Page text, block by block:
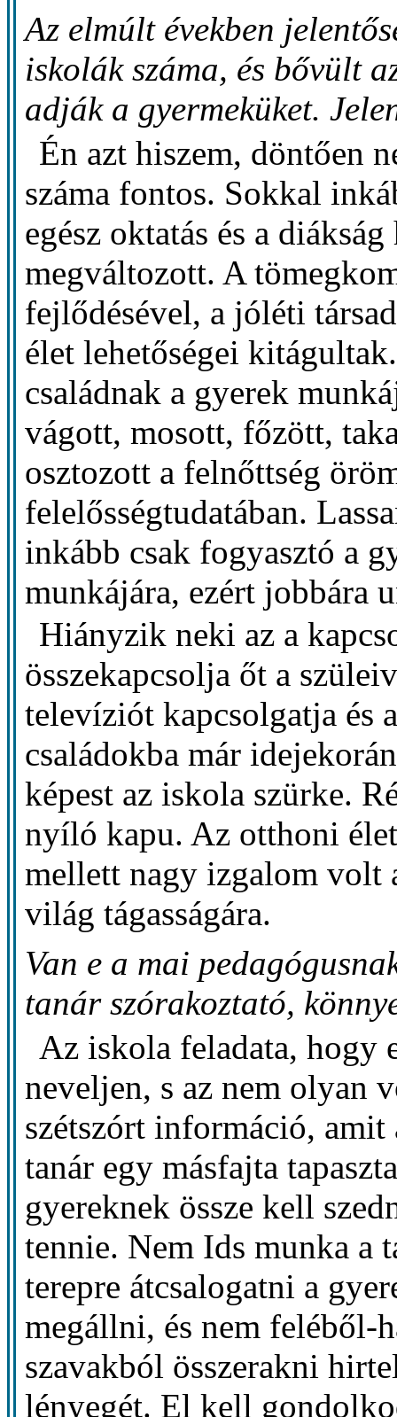
Az elmúlt években
iskolák száma, és bővült
adják a gyermeküket.
Én azt hiszem, döntően
száma fontos. Sokkal
egész oktatás és a
megváltozott. A
fejlődésével, a jóléti
élet lehetőségei
családnak a gyerek
vágott, mosott, főzött,
osztozott a felnőttség
felelősségtudatában.
inkább csak fogyasztó a
munkájára, ezért jobbára
Hiányzik neki az a
összekapcsolja őt a
televíziót kapcsolgatja és
családokba már
képest az iskola szürke.
nyíló kapu. Az otthoni élet
mellett nagy izgalom volt
világ tágasságára.
Van e a mai
tanár szórakoztató,
Az iskola feladata, hogy
neveljen, s az nem olyan
szétszórt információ,
tanár egy másfajta
gyereknek össze kell
tennie. Nem Ids munka a
terepre átcsalogatni a
megállni, és nem feléből-
szavakból összerakni
lényegét. El kell